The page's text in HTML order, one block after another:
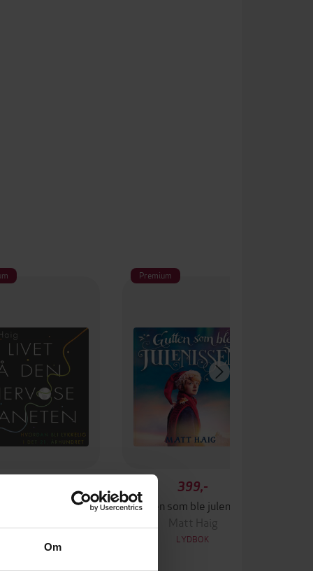
Om
Livet på den nervøse planeten
Premium
399,-
Gutten som ble julenissen
Matt Haig
LYDBOK